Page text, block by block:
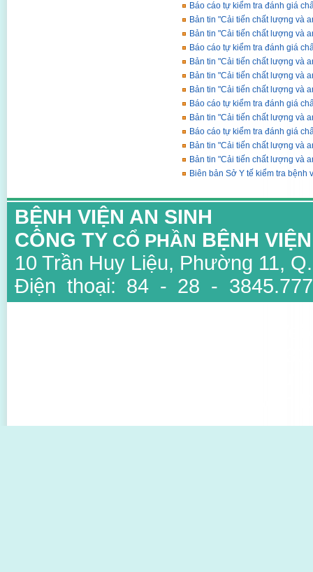
Báo cáo tự kiểm tra đánh giá
Bản tin "Cải tiến chất lượng và
Bản tin "Cải tiến chất lượng và
Báo cáo tự kiểm tra đánh giá
Bản tin "Cải tiến chất lượng và
Bản tin "Cải tiến chất lượng và
Bản tin "Cải tiến chất lượng và
Báo cáo tự kiểm tra đánh giá
Bản tin "Cải tiến chất lượng và
Báo cáo tự kiểm tra đánh giá
Bản tin "Cải tiến chất lượng và
Bản tin "Cải tiến chất lượng và
Biên bản Sở Y tế kiểm tra bệnh
BỆNH VIỆN AN SINH
CÔNG TY CỔ PHẦN BỆNH
10 Trần Huy Liệu, Phường 11,
Điện thoại: 84 - 28 -
3847.6734